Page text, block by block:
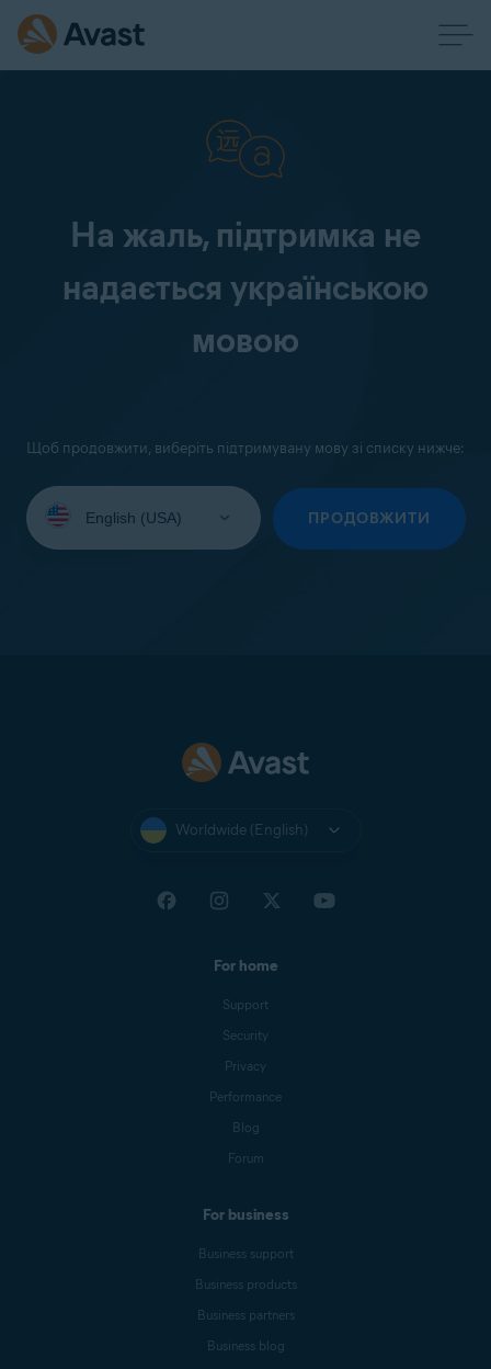
На жаль, підтримка не
надається українською
мовою
Щоб продовжити, виберіть підтримувану мову зі списку нижче:
your
ПРОДОВЖИТИ
Worldwide (English)
For home
Support
Security
Privacy
Performance
Blog
Forum
For business
Business support
Business products
Business partners
Business blog